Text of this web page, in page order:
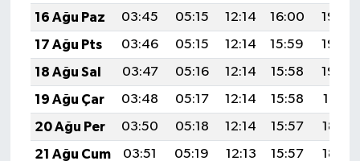
16 Ağu Paz
03:45 05:15 12:14 16:00
19:04
17 Ağu Pts
03:46 05:15 12:14 15:59
19:03
18 Ağu Sal
03:47 05:16 12:14 15:58
19:02
19 Ağu Çar
03:48 05:17 12:14 15:58
19:01
20 Ağu Per
03:50 05:18 12:14 15:57
18:59
21 Ağu Cum
03:51 05:19 12:13 15:57 18:58